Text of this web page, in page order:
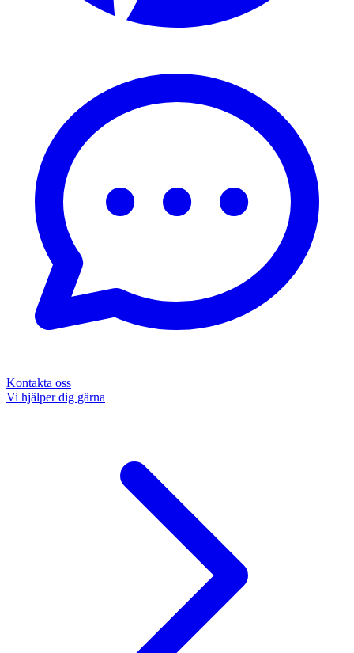
Kontakta oss
Vi hjälper dig gärna